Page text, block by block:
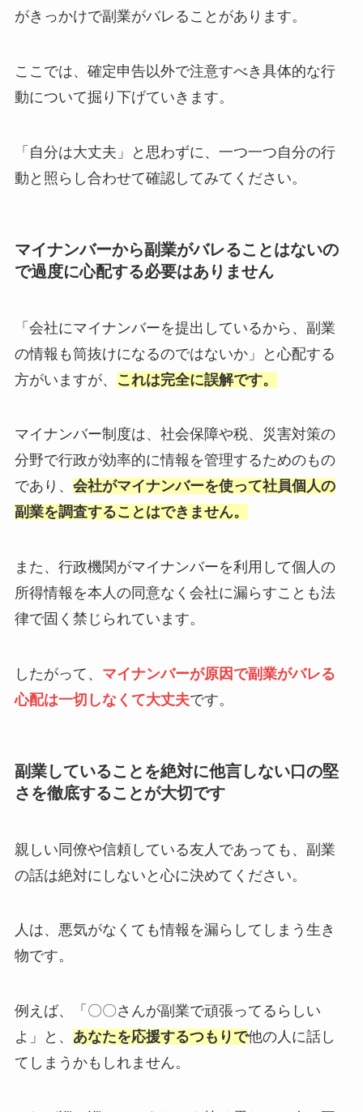
がきっかけで副業がバレることがあります。
ここでは、確定申告以外で注意すべき具体的な行
動について掘り下げていきます。
「自分は大丈夫」と思わずに、一つ一つ自分の行
動と照らし合わせて確認してみてください。
マイナンバーから副業がバレることはないの
で過度に心配する必要はありません
「会社にマイナンバーを提出しているから、副業
の情報も筒抜けになるのではないか」と心配する
方がいますが、
これは完全に誤解です。
マイナンバー制度は、社会保障や税、災害対策の
分野で行政が効率的に情報を管理するためのもの
であり、 会社がマイナンバーを使って社員個人の
副業を調査することはできません。
また、行政機関がマイナンバーを利用して個人の
所得情報を本人の同意なく会社に漏らすことも法
律で固く禁じられています。
したがって、 マイナンバーが原因で副業がバレる
心配は一切しなくて大丈夫です。
副業していることを絶対に他言しない口の堅
さを徹底することが大切です
親しい同僚や信頼している友人であっても、副業
の話は絶対にしないと心に決めてください。
人は、悪気がなくても情報を漏らしてしまう生き
物です。
例えば、「〇〇さんが副業で頑張ってるらしい
よ」と、 あなたを応援するつもりで他の人に話し
てしまうかもしれません。